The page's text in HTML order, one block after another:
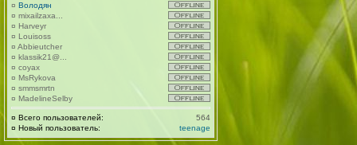
¤ Володян
¤ mixailzaxa...
¤ Harveyr
¤ Louisoss
¤ Abbieutcher
¤ klassik21@...
¤ coyax
¤ MsRykova
¤ smmsmrtn
¤ MadelineSelby
¤ Всего пользователей:
564
¤ Новый пользователь: teenage